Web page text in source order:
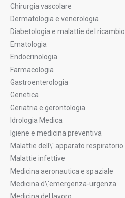
Chirurgia vascolare
Dermatologia e venerologia
Diabetologia e malattie del ricambio
Ematologia
Endocrinologia
Farmacologia
Gastroenterologia
Genetica
Geriatria e gerontologia
Idrologia Medica
Igiene e medicina preventiva
Malattie dell\' apparato respiratorio
Malattie infettive
Medicina aeronautica e spaziale
Medicina d\'emergenza-urgenza